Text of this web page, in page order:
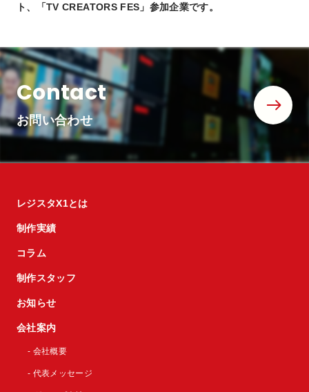
ト、「TV CREATORS FES」参加企業です。
Contact
お問い合わせ
レジスタX1とは
制作実績
コラム
制作スタッフ
お知らせ
会社案内
- 会社概要
- 代表メッセージ